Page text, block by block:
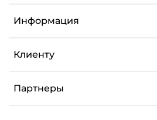
Информация
Клиенту
Партнеры